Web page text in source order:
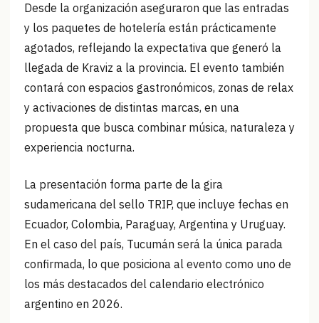
Desde la organización aseguraron que las entradas
y los paquetes de hotelería están prácticamente
agotados, reflejando la expectativa que generó la
llegada de Kraviz a la provincia. El evento también
contará con espacios gastronómicos, zonas de relax
y activaciones de distintas marcas, en una
propuesta que busca combinar música, naturaleza y
experiencia nocturna.
La presentación forma parte de la gira
sudamericana del sello TRIP, que incluye fechas en
Ecuador, Colombia, Paraguay, Argentina y Uruguay.
En el caso del país, Tucumán será la única parada
confirmada, lo que posiciona al evento como uno de
los más destacados del calendario electrónico
argentino en 2026.